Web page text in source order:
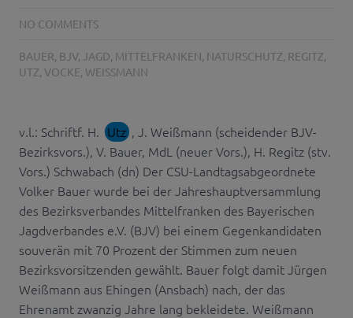
NO COMMENTS
BAUER, BJV, JAGD, MITTELFRANKEN, NATURSCHUTZ, REGITZ,
UTZ, VOCKE, WEISSMANN
v.l.: Schriftf. H. Utz , J. Weißmann (scheidender BJV-
Bezirksvors.), V. Bauer, MdL (neuer Vors.), H. Regitz (stv.
Vors.) Schwabach (dn) Der CSU-Landtagsabgeordnete
Volker Bauer wurde bei der Jahreshauptversammlung
des Bezirksverbandes Mittelfranken des Bayerischen
Jagdverbandes e.V. (BJV) bei einem Gegenkandidaten
souverän mit 70 Prozent der Stimmen zum neuen
Bezirksvorsitzenden gewählt. Bauer folgt damit Jürgen
Weißmann aus Ehingen (Ansbach) nach, der das
Ehrenamt zwanzig Jahre lang bekleidete. Weißmann